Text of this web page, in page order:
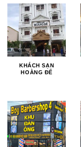
KHÁCH SẠN
HOÀNG ĐẾ